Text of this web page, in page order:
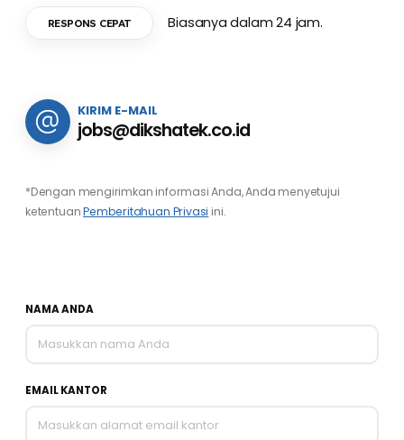
RESPONS CEPAT Biasanya dalam 24 jam.
KIRIM E-MAIL
jobs@dikshatek.co.id
*Dengan mengirimkan informasi Anda, Anda menyetujui
ketentuanPemberitahuan Privasi ini.
NAMA ANDA
EMAIL KANTOR